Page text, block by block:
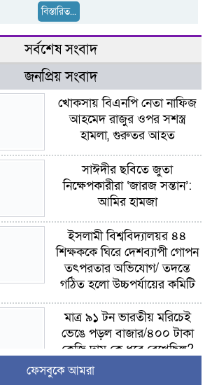
বিস্তারিত...
সর্বশেষ সংবাদ
জনপ্রিয় সংবাদ
খোকসায় বিএনপি নেতা নাফিজ
আহমেদ রাজুর ওপর সশস্ত্র
হামলা, গুরুতর আহত
সাঈদীর ছবিতে জুতা
নিক্ষেপকারীরা ‘জারজ সন্তান’:
আমির হামজা
ইসলামী বিশ্ববিদ্যালয়র ৪৪
শিক্ষককে ঘিরে দেশব্যাপী গোপন
তৎপরতার অভিযোগ/ তদন্তে
গঠিত হলো উচ্চপর্যায়ের কমিটি
মাত্র ৯১ টন ভারতীয় মরিচেই
ভেঙে পড়ল বাজার/৪০০ টাকা
কেজি দাম কে ধরে রেখেছিল?
ফেসবুকে আমরা